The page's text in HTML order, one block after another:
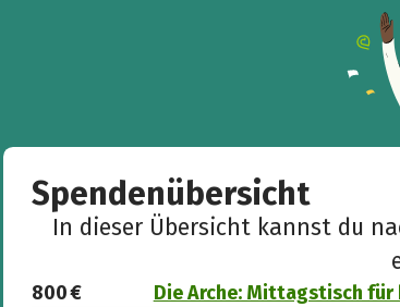
Spendenübersicht
In dieser Übersicht kannst du
800 €
Die Arche: Mittagstisch